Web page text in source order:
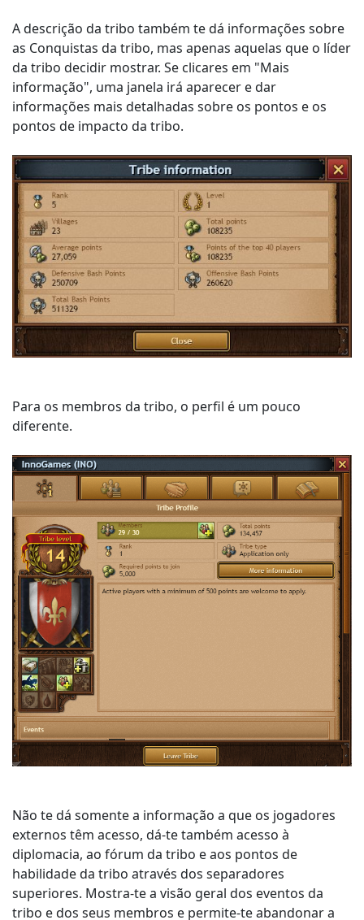
A descrição da tribo também te dá informações sobre
as Conquistas da tribo, mas apenas aquelas que o líder
da tribo decidir mostrar. Se clicares em "Mais
informação", uma janela irá aparecer e dar
informações mais detalhadas sobre os pontos e os
pontos de impacto da tribo.
Para os membros da tribo, o perfil é um pouco
diferente.
Não te dá somente a informação a que os jogadores
externos têm acesso, dá-te também acesso à
diplomacia, ao fórum da tribo e aos pontos de
habilidade da tribo através dos separadores
superiores. Mostra-te a visão geral dos eventos da
tribo e dos seus membros e permite-te abandonar a